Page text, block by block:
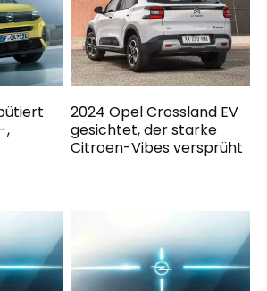
,
2024 Opel Crossland EV
gesichtet, der starke
Citroen-Vibes versprüht